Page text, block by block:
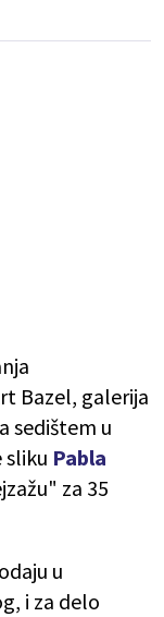
Bazel, galerija
sedištem u
sliku Pabla
za 35
u
i za delo